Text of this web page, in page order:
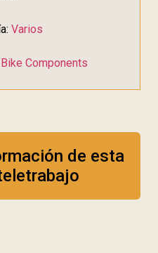
Varios
Bike Components
de esta